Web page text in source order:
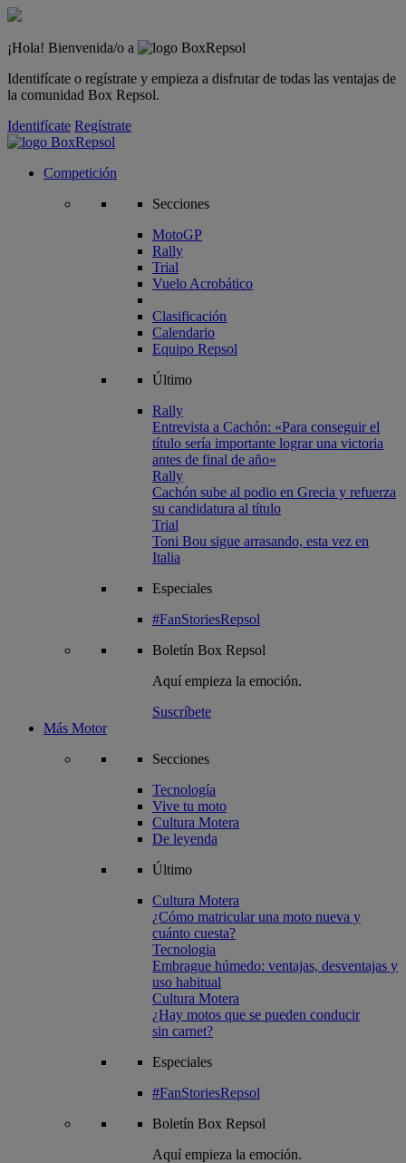
¡Hola! Bienvenida/o a
Identifícate o regístrate y empieza a disfrutar de todas las ventajas de
la comunidad Box Repsol.
Identifícate Regístrate
Competición
Secciones
MotoGP
Rally
Trial
Vuelo Acrobático
Clasificación
Calendario
Equipo Repsol
Último
Rally
Entrevista a Cachón: «Para conseguir el
título sería importante lograr una victoria
antes de final de año»
Rally
Cachón sube al podio en Grecia y refuerza
su candidatura al título
Trial
Toni Bou sigue arrasando, esta vez en
Italia
Especiales
#FanStoriesRepsol
Boletín Box Repsol
Aquí empieza la emoción.
Suscríbete
Más Motor
Secciones
Tecnología
Vive tu moto
Cultura Motera
De leyenda
Último
Cultura Motera
¿Cómo matricular una moto nueva y
cuánto cuesta?
Tecnologia
Embrague húmedo: ventajas, desventajas y
uso habitual
Cultura Motera
¿Hay motos que se pueden conducir
sin carnet?
Especiales
#FanStoriesRepsol
Boletín Box Repsol
Aquí empieza la emoción.